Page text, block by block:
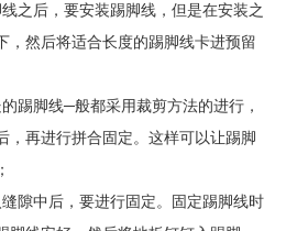
之后，要安装踢脚线，但是在安装之
，然后将适合长度的踢脚线卡进预留
踢脚线─般都采用裁剪方法的进行，
，再进行拼合固定。这样可以让踢脚
隙中后，要进行固定。固定踢脚线时